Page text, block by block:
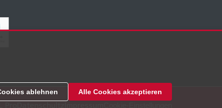
ablehnen Alle Cookies akzeptieren